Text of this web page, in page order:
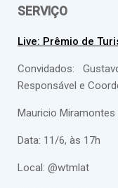
SERVIÇO
Live: Prêmio de
Convidados:
Responsável e
Mauricio
Data: 11/6, às 17h
Local: @wtmlat